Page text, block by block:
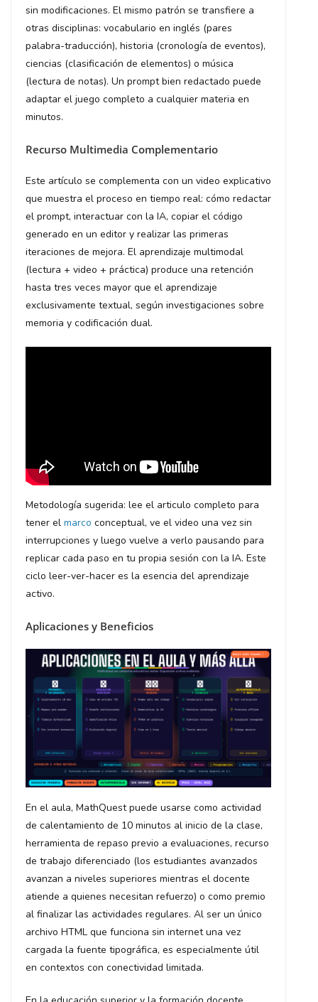
sin modificaciones. El mismo patrón se transfiere a
otras disciplinas: vocabulario en inglés (pares
palabra-traducción), historia (cronología de eventos),
ciencias (clasificación de elementos) o música
(lectura de notas). Un prompt bien redactado puede
adaptar el juego completo a cualquier materia en
minutos.
Recurso Multimedia Complementario
Este artículo se complementa con un video explicativo
que muestra el proceso en tiempo real: cómo redactar
el prompt, interactuar con la IA, copiar el código
generado en un editor y realizar las primeras
iteraciones de mejora. El aprendizaje multimodal
(lectura + video + práctica) produce una retención
hasta tres veces mayor que el aprendizaje
exclusivamente textual, según investigaciones sobre
memoria y codificación dual.
Metodología sugerida: lee el articulo completo para
tener el marco conceptual, ve el video una vez sin
interrupciones y luego vuelve a verlo pausando para
replicar cada paso en tu propia sesión con la IA. Este
ciclo leer-ver-hacer es la esencia del aprendizaje
activo.
Aplicaciones y Beneficios
En el aula, MathQuest puede usarse como actividad
de calentamiento de 10 minutos al inicio de la clase,
herramienta de repaso previo a evaluaciones, recurso
de trabajo diferenciado (los estudiantes avanzados
avanzan a niveles superiores mientras el docente
atiende a quienes necesitan refuerzo) o como premio
al finalizar las actividades regulares. Al ser un único
archivo HTML que funciona sin internet una vez
cargada la fuente tipográfica, es especialmente útil
en contextos con conectividad limitada.